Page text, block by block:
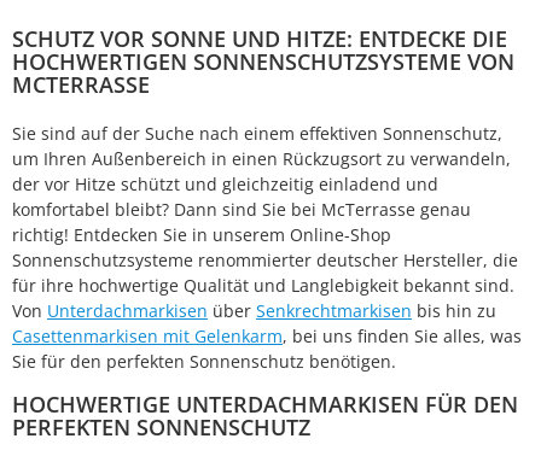
SCHUTZ VOR SONNE UND HITZE: ENTDECKE DIE
HOCHWERTIGEN SONNENSCHUTZSYSTEME VON
MCTERRASSE
Sie sind auf der Suche nach einem effektiven Sonnenschutz,
um Ihren Außenbereich in einen Rückzugsort zu verwandeln,
der vor Hitze schützt und gleichzeitig einladend und
komfortabel bleibt? Dann sind Sie bei McTerrasse genau
richtig! Entdecken Sie in unserem Online-Shop
Sonnenschutzsysteme renommierter deutscher Hersteller, die
für ihre hochwertige Qualität und Langlebigkeit bekannt sind.
Von Unterdachmarkisen über Senkrechtmarkisen bis hin zu
Casettenmarkisen mit Gelenkarm, bei uns finden Sie alles, was
Sie für den perfekten Sonnenschutz benötigen.
HOCHWERTIGE UNTERDACHMARKISEN FÜR DEN
PERFEKTEN SONNENSCHUTZ